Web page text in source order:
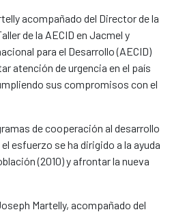
acompañado del Director de la
de la AECID en Jacmel y
para el Desarrollo (AECID)
atención de urgencia en el país
sus compromisos con el
de cooperación al desarrollo
esfuerzo se ha dirigido a la ayuda
(2010) y afrontar la nueva
Martelly, acompañado del